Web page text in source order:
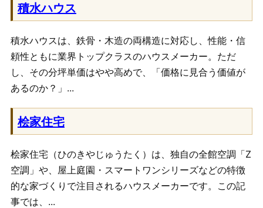
積水ハウス
積水ハウスは、鉄骨・木造の両構造に対応し、性能・信
頼性ともに業界トップクラスのハウスメーカー。ただ
し、その分坪単価はやや高めで、「価格に見合う価値が
あるのか？」...
桧家住宅
桧家住宅（ひのきやじゅうたく）は、独自の全館空調「Z
空調」や、屋上庭園・スマートワンシリーズなどの特徴
的な家づくりで注目されるハウスメーカーです。この記
事では、...